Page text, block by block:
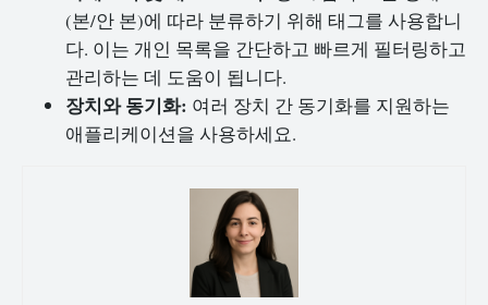
(본/안 본)에 따라 분류하기 위해 태그를 사용합니
다. 이는 개인 목록을 간단하고 빠르게 필터링하고
관리하는 데 도움이 됩니다.
장치와 동기화: 여러 장치 간 동기화를 지원하는
애플리케이션을 사용하세요.